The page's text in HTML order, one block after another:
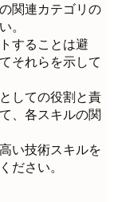
関連カテゴリの
。
することは避
それらを示して
しての役割と責
、各スキルの関
い技術スキルを
ださい。